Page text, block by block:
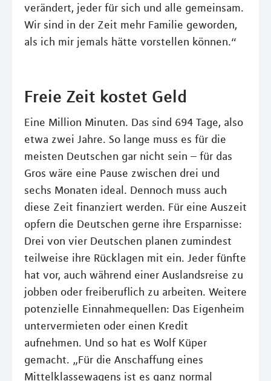
verändert, jeder für sich und alle gemeinsam.
Wir sind in der Zeit mehr Familie geworden,
als ich mir jemals hätte vorstellen können.“
Freie Zeit kostet Geld
Eine Million Minuten. Das sind 694 Tage, also
etwa zwei Jahre. So lange muss es für die
meisten Deutschen gar nicht sein – für das
Gros wäre eine Pause zwischen drei und
sechs Monaten ideal. Dennoch muss auch
diese Zeit finanziert werden. Für eine Auszeit
opfern die Deutschen gerne ihre Ersparnisse:
Drei von vier Deutschen planen zumindest
teilweise ihre Rücklagen mit ein. Jeder fünfte
hat vor, auch während einer Auslandsreise zu
jobben oder freiberuflich zu arbeiten. Weitere
potenzielle Einnahmequellen: Das Eigenheim
untervermieten oder einen Kredit
aufnehmen. Und so hat es Wolf Küper
gemacht. „Für die Anschaffung eines
Mittelklassewagens ist es ganz normal